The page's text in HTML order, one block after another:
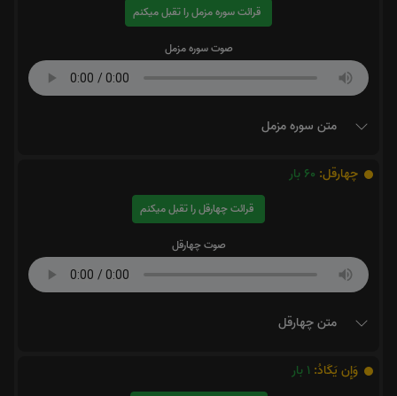
قرائت سوره مزمل را تقبل میکنم
صوت سوره مزمل
متن سوره مزمل
چهارقل: 60 بار
قرائت چهارقل را تقبل میکنم
صوت چهارقل
متن چهارقل
وَإِن يَكَادُ: 1 بار